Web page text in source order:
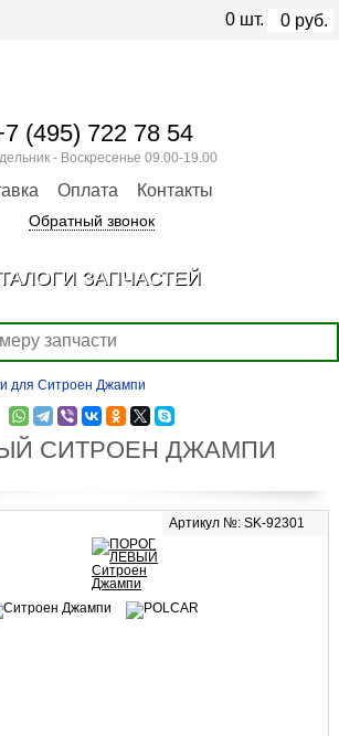
для Ситроен Джампи
СИТРОЕН ДЖАМПИ
Артикул №: SK-92301
(495) 722 78 54
- Воскресенье 09.00-19.00
Оплата Контакты
Обратный звонок
0 шт. 0 руб.
ЗАПЧАСТЕЙ